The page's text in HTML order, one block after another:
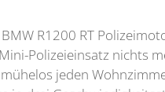
R1200 RT
Polizeieinsatz nichts
jeden